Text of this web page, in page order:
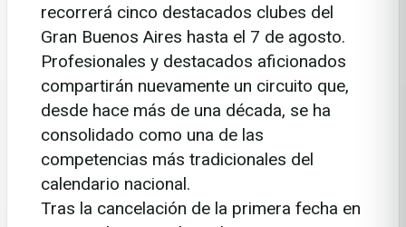
recorrerá cinco destacados clubes del
Gran Buenos Aires hasta el 7 de agosto.
Profesionales y destacados aficionados
compartirán nuevamente un circuito que,
desde hace más de una década, se ha
consolidado como una de las
competencias más tradicionales del
calendario nacional.
Tras la cancelación de la primera fecha en